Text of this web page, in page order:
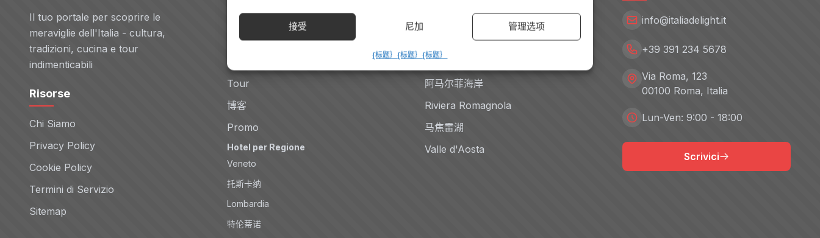
接受 尼加 管理选项
{标题｝{标题｝{标题｝
Il tuo portale per scoprire le
meraviglie dell'Italia - cultura,
tradizioni, cucina e tour
indimenticabili
Risorse
Chi Siamo
Privacy Policy
Cookie Policy
Termini di Servizio
Sitemap
酒店
Voli
Noleggio Auto
Tour
博客
Promo
Hotel per Regione
Veneto
托斯卡纳
Lombardia
特伦蒂诺
科莫湖
阿马尔菲海岸
Riviera Romagnola
马焦雷湖
Valle d'Aosta
info@italiadelight.it
+39 391 234 5678
Via Roma, 123
00100 Roma, Italia
Lun-Ven: 9:00 - 18:00
Scrivici